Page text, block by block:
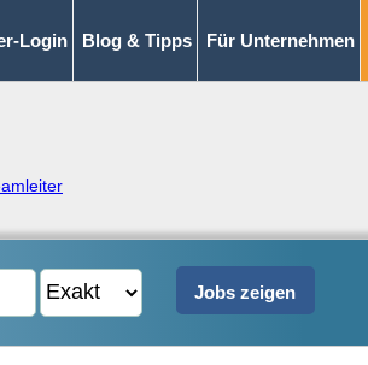
Login Blog & Tipps Für Unternehmen